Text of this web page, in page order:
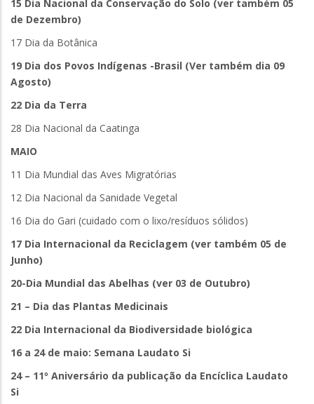
15 Dia Nacional da Conservação do Solo (ver também 05
de Dezembro)
17 Dia da Botânica
19 Dia dos Povos Indígenas -Brasil (Ver também dia 09
Agosto)
22 Dia da Terra
28 Dia Nacional da Caatinga
MAIO
11 Dia Mundial das Aves Migratórias
12 Dia Nacional da Sanidade Vegetal
16 Dia do Gari (cuidado com o lixo/resíduos sólidos)
17 Dia Internacional da Reciclagem (ver também 05 de
Junho)
20-Dia Mundial das Abelhas (ver 03 de Outubro)
21 – Dia das Plantas Medicinais
22 Dia Internacional da Biodiversidade biológica
16 a 24 de maio: Semana Laudato Si
24 – 11º Aniversário da publicação da Encíclica Laudato
Si